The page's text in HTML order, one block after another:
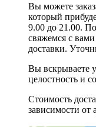
Вы можете
который
9.00 до 21.00.
свяжемся с
доставки.
Вы вскрываете
целостность и
Стоимость
зависимости от